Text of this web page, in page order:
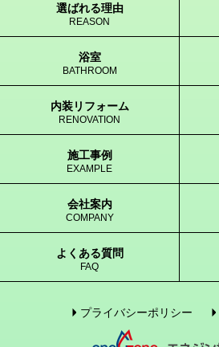
選ばれる理由
REASON
浴室
BATHROOM
内装リフォーム
RENOVATION
施工事例
EXAMPLE
会社案内
COMPANY
よくある質問
FAQ
プライバシーポリシー